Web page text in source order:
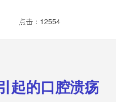
点击：12554
起的口腔溃疡